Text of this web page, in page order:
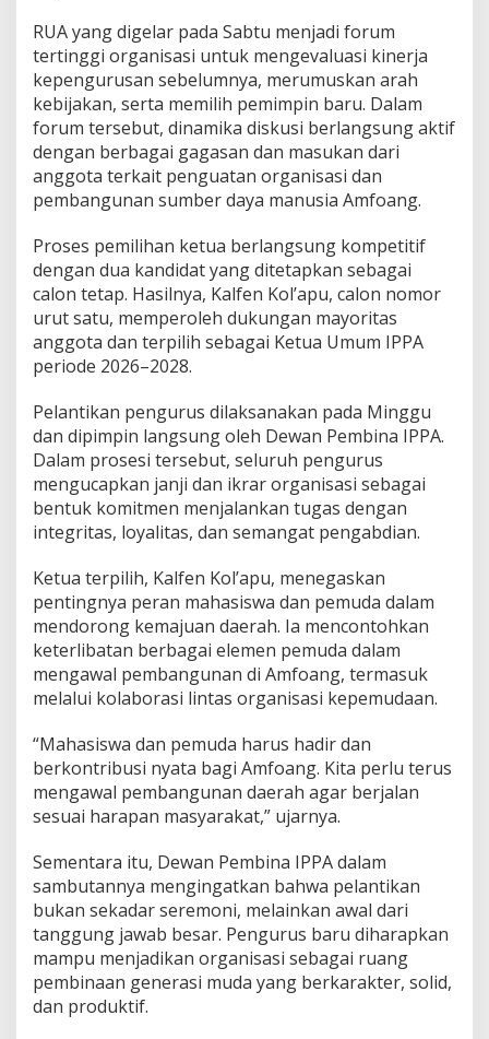
RUA yang digelar pada Sabtu menjadi forum
tertinggi organisasi untuk mengevaluasi kinerja
kepengurusan sebelumnya, merumuskan arah
kebijakan, serta memilih pemimpin baru. Dalam
forum tersebut, dinamika diskusi berlangsung aktif
dengan berbagai gagasan dan masukan dari
anggota terkait penguatan organisasi dan
pembangunan sumber daya manusia Amfoang.
Proses pemilihan ketua berlangsung kompetitif
dengan dua kandidat yang ditetapkan sebagai
calon tetap. Hasilnya, Kalfen Kol’apu, calon nomor
urut satu, memperoleh dukungan mayoritas
anggota dan terpilih sebagai Ketua Umum IPPA
periode 2026–2028.
Pelantikan pengurus dilaksanakan pada Minggu
dan dipimpin langsung oleh Dewan Pembina IPPA.
Dalam prosesi tersebut, seluruh pengurus
mengucapkan janji dan ikrar organisasi sebagai
bentuk komitmen menjalankan tugas dengan
integritas, loyalitas, dan semangat pengabdian.
Ketua terpilih, Kalfen Kol’apu, menegaskan
pentingnya peran mahasiswa dan pemuda dalam
mendorong kemajuan daerah. Ia mencontohkan
keterlibatan berbagai elemen pemuda dalam
mengawal pembangunan di Amfoang, termasuk
melalui kolaborasi lintas organisasi kepemudaan.
“Mahasiswa dan pemuda harus hadir dan
berkontribusi nyata bagi Amfoang. Kita perlu terus
mengawal pembangunan daerah agar berjalan
sesuai harapan masyarakat,” ujarnya.
Sementara itu, Dewan Pembina IPPA dalam
sambutannya mengingatkan bahwa pelantikan
bukan sekadar seremoni, melainkan awal dari
tanggung jawab besar. Pengurus baru diharapkan
mampu menjadikan organisasi sebagai ruang
pembinaan generasi muda yang berkarakter, solid,
dan produktif.